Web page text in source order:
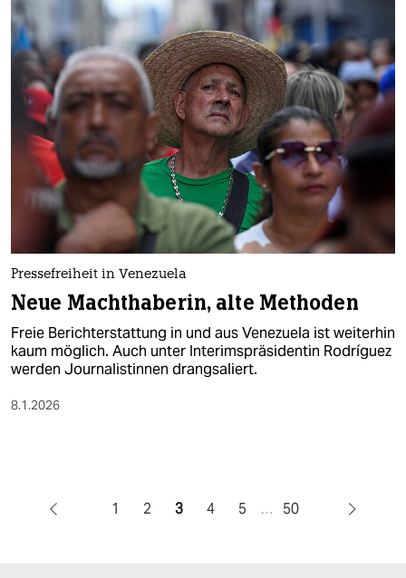
Pressefreiheit in Venezuela
Neue Machthaberin, alte Methoden
Freie Berichterstattung in und aus Venezuela ist weiterhin
kaum möglich. Auch unter Interimspräsidentin Rodríguez
werden Journalistinnen drangsaliert.
8.1.2026
1 2 3 4 5 … 50